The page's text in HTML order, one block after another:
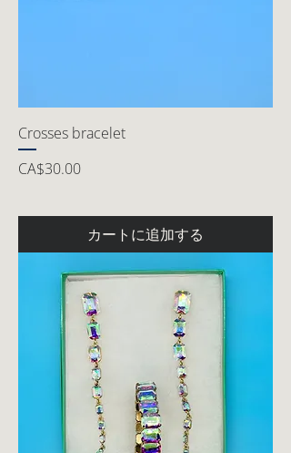
Crosses bracelet
価格
CA$30.00
カートに追加する